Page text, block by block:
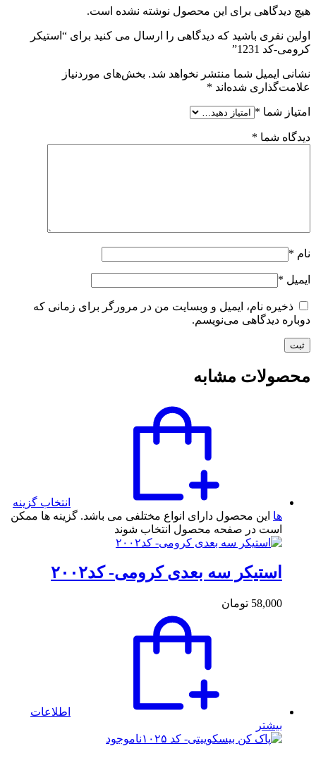
هیچ دیدگاهی برای این محصول نوشته نشده است.
اولین نفری باشید که دیدگاهی را ارسال می کنید برای “استیکر
کرومی-کد 1231”
نشانی ایمیل شما منتشر نخواهد شد. بخش‌های موردنیاز
علامت‌گذاری شده‌اند *
امتیاز شما *
دیدگاه شما *
نام *
ایمیل *
ذخیره نام، ایمیل و وبسایت من در مرورگر برای زمانی که
دوباره دیدگاهی می‌نویسم.
محصولات مشابه
انتخاب گزینه
ها این محصول دارای انواع مختلفی می باشد. گزینه ها ممکن
است در صفحه محصول انتخاب شوند
استیکر سه بعدی کرومی- کد۲۰۰۲
58,000 تومان
اطلاعات
بیشتر
ناموجود